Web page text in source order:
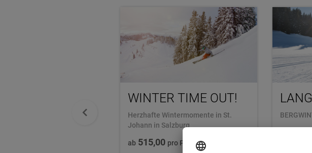
WINTER TIME OUT!
Herzhafte Wintermomente in St.
Johann in Salzburg
ab 515,00 pro Person